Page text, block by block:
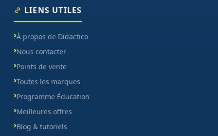
LIENS UTILES
À propos de Didactico
Nous contacter
Points de vente
Toutes les marques
Programme Éducation
Meilleures offres
Blog & tutoriels